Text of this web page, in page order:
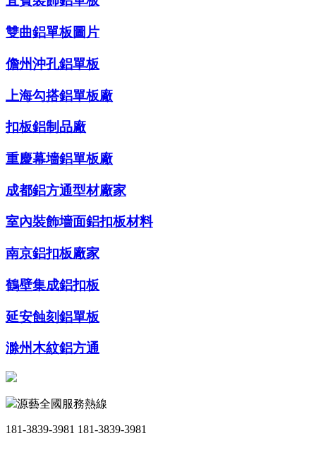
雙曲鋁單板圖片
儋州沖孔鋁單板
上海勾搭鋁單板廠
扣板鋁制品廠
重慶幕墻鋁單板廠
成都鋁方通型材廠家
室內裝飾墻面鋁扣板材料
南京鋁扣板廠家
鶴壁集成鋁扣板
延安蝕刻鋁單板
滁州木紋鋁方通
源藝全國服務熱線
181-3839-3981 181-3839-3981